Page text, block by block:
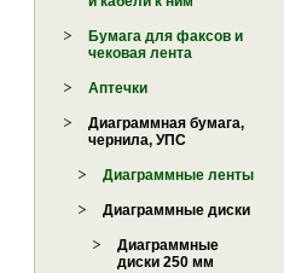
Бумага для факсов и
чековая лента
Аптечки
Диаграммная бумага,
чернила, УПС
Диаграммные ленты
Диаграммные диски
Диаграммные
диски 250 мм